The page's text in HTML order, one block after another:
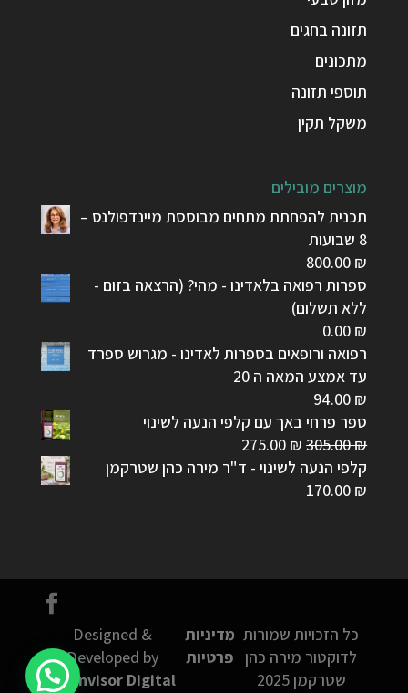
תזונה בחגים
מתכונים
תוספי תזונה
משקל תקין
מוצרים מובילים
תכנית להפחתת מתחים מבוססת מיינדפולנס –
8 שבועות
800.00 ₪
ספרות רפואה בלאדינו - מהי? (הרצאה בזום -
ללא תשלום)
0.00 ₪
רפואה ורופאים בספרות לאדינו - מגרוש ספרד
עד אמצע המאה ה 20
94.00 ₪
ספר פרחי באך עם קלפי הנעה לשינוי
305.00₪
המחיר
המקורי
275.00 ₪
המחיר
הנוכחי
קלפי הנעה לשינוי - ד"ר מירה כהן שטרקמן
170.00 ₪
כל הזכויות שמורות
לדוקטור מירה כהן
שטרקמן 2025
מדיניות
פרטיות
Designed &
Developed by
Connvisor Digital